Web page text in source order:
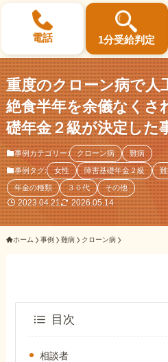
電話 1分受給判定
選ばれる3つの理由
初回相談料0円・受給
サポート料金に
県内 No.1 の豊富な知
重度のクローン病で人
絶食半年を余儀なくさ
礎年金２級が決定した
事例カテゴリー: クローン病 難病
事例タグ: 女性 障害基礎年金２級
年金の種類 ３０代 その他
2023.04.21 2026.05.14
ホーム 事例 難病 クローン病
目次
相談者